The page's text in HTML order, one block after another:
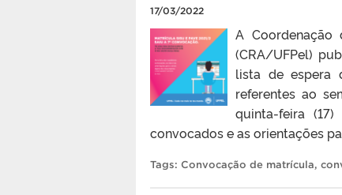
17/03/2022
A Coordenação
(CRA/UFPel)
lista de espera
referentes ao
quinta-feira
convocados e as orientações
Tags: Convocação de matrícula,